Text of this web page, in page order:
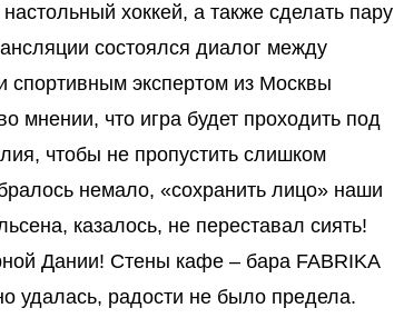
хоккей, а также сделать пару
состоялся диалог между
экспертом из Москвы
что игра будет проходить под
чтобы не пропустить слишком
немало, «сохранить лицо» наши
казалось, не переставал сиять!
Дании! Стены кафе – бара FABRIKA
удалась, радости не было предела.